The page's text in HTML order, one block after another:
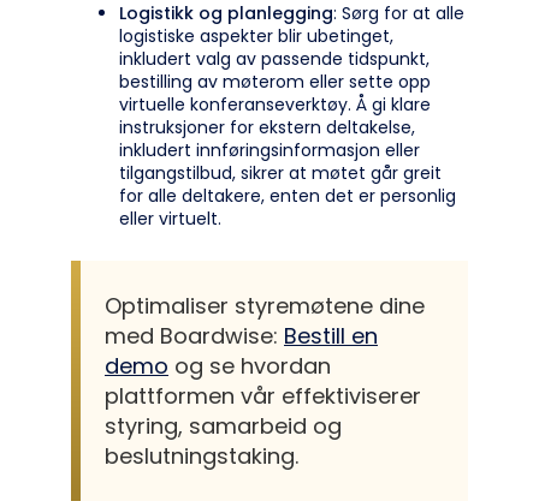
Logistikk og planlegging: Sørg for at alle
logistiske aspekter blir ubetinget,
inkludert valg av passende tidspunkt,
bestilling av møterom eller sette opp
virtuelle konferanseverktøy. Å gi klare
instruksjoner for ekstern deltakelse,
inkludert innføringsinformasjon eller
tilgangstilbud, sikrer at møtet går greit
for alle deltakere, enten det er personlig
eller virtuelt.
Optimaliser styremøtene dine
med Boardwise: Bestill en
demo og se hvordan
plattformen vår effektiviserer
styring, samarbeid og
beslutningstaking.